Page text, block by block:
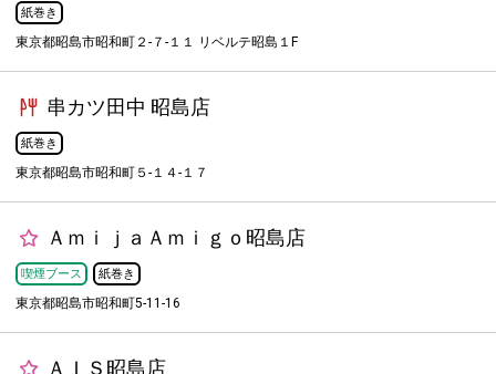
紙巻き
東京都昭島市昭和町２-７-１１ リベルテ昭島１F
串カツ田中 昭島店
紙巻き
東京都昭島市昭和町５-１４-１７
ＡｍｉｊａＡｍｉｇｏ昭島店
喫煙ブース 紙巻き
東京都昭島市昭和町5-11-16
ＡＩＳ昭島店